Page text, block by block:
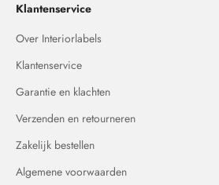
Klantenservice
Over Interiorlabels
Klantenservice
Garantie en klachten
Verzenden en retourneren
Zakelijk bestellen
Algemene voorwaarden